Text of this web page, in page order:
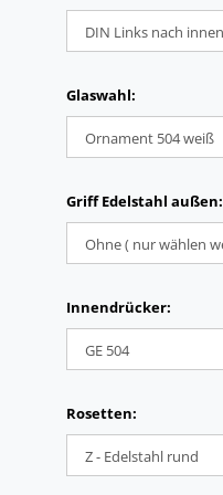
Glaswahl:
Griff Edelstahl außen:
Innendrücker:
Rosetten: